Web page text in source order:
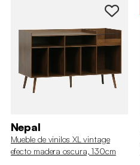
Nepal
Mueble de vinilos XL vintage
efecto madera oscura, 130cm